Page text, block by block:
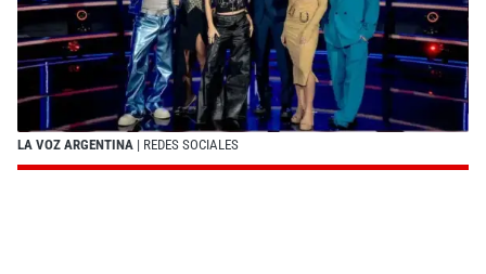
LA VOZ ARGENTINA | REDES SOCIALES